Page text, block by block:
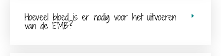
Hoeveel bloed is er nodig voor het uitvoeren
van de EMB?